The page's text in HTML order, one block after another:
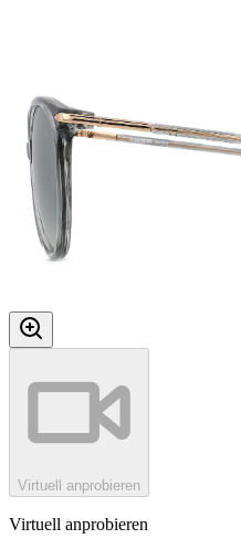
Virtuell anprobieren
Virtuell anprobieren